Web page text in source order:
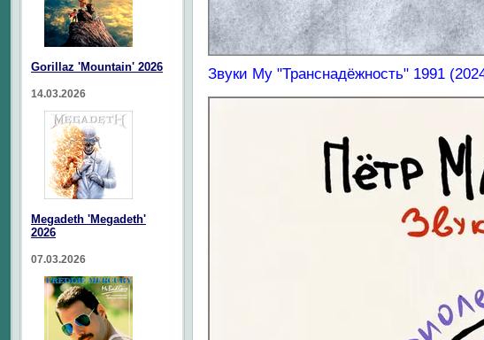
Звуки Му "Транснадёжность" 1991
Gorillaz 'Mountain' 2026
14.03.2026
Megadeth 'Megadeth'
2026
07.03.2026